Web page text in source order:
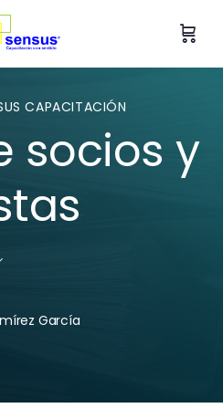
CAPACITACIÓN
socios y
García